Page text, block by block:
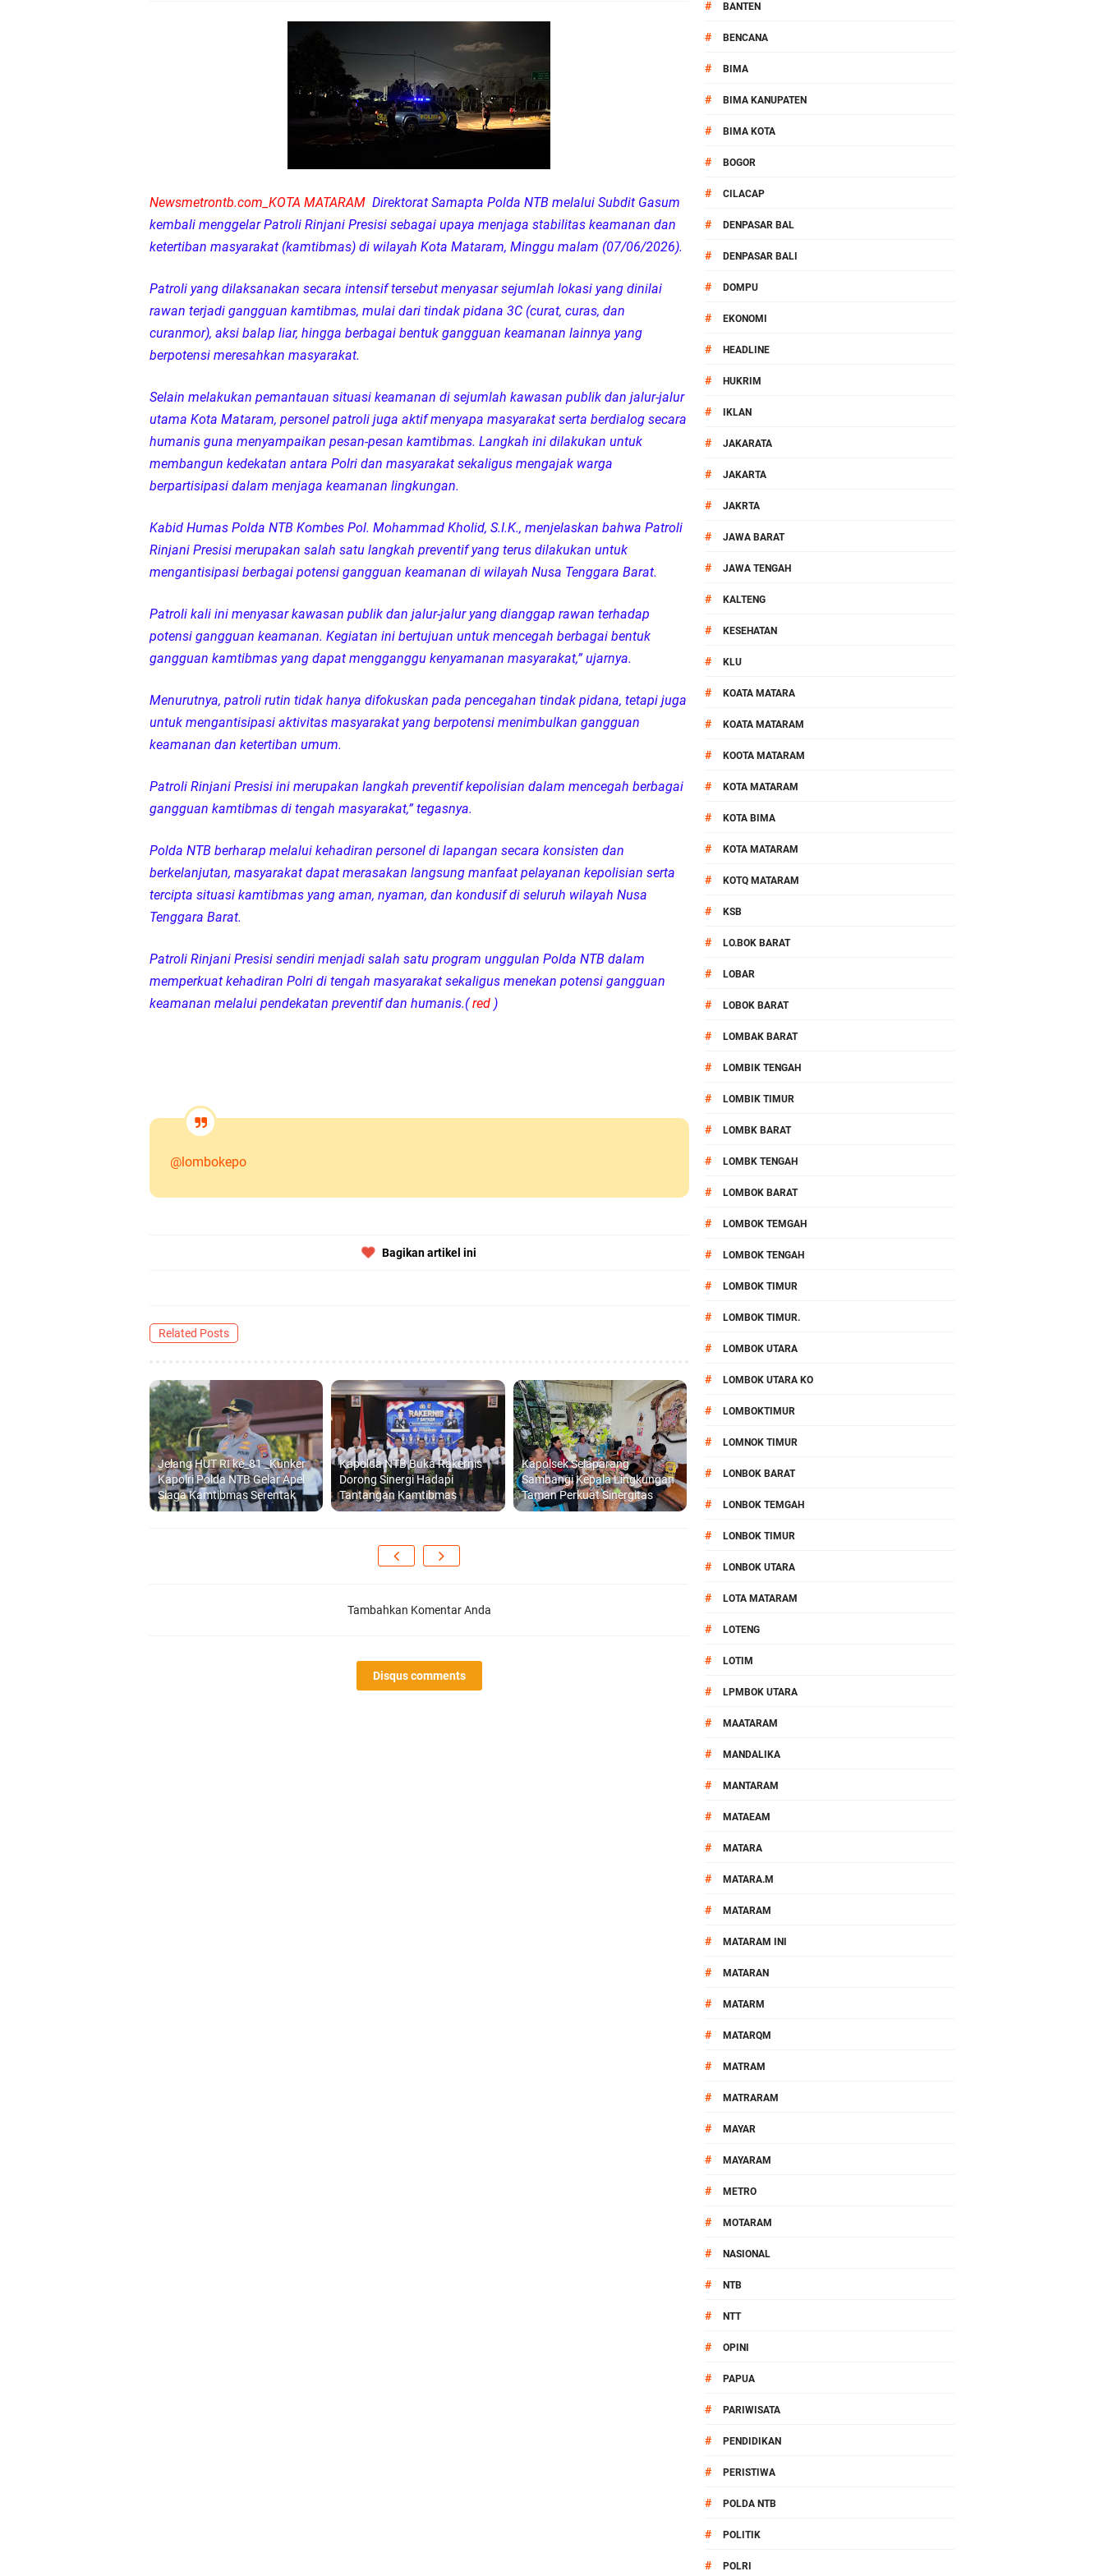
Tim URC Polres Lombok Timur Ringkus Pelaku Curanmor Bersana BB
Polsek Gunungsari Kawal keamanan Acara Selamatan Bendungan Meninting
Samapta Polresta Mataram Patroli di Wilayah Ampenan
Kapolsek Selaparang Sambangi Kepala Lingkungan Taman Perkuat Sinergitas
Kapolsek Lingsar Tindaklanjuti Arahan Ditbinmas, Intensifkan fungsi Polmas
Dua Residivis Curanmor Dibekuk Polisi, Motor Curian Dijual ke Lombok Tengah
Kapolda NTB Letakkan Batu Pertama Balai Kemitraan Polri dan Masyarakat
Kapolda NTB Matangkan Pengamanan MotoGP 2026
Polda NTB Perkuat Upaya Cegah Gangguan Kamtibmas Lewat Patroli
Kapolsek Lingsar Apresiasi Relawan Evakuasi Wisatawan Berikan HT
Kapolsek Gunungsari Resmi Diganti ,AKP Imran Rosyadi, S.H. Siap Melanjukan
Newsmetrontb.com_KOTA MATARAM Direktorat Samapta Polda NTB melalui Subdit Gasum
kembali menggelar Patroli Rinjani Presisi sebagai upaya menjaga stabilitas keamanan dan
ketertiban masyarakat (kamtibmas) di wilayah Kota Mataram, Minggu malam (07/06/2026).
Patroli yang dilaksanakan secara intensif tersebut menyasar sejumlah lokasi yang dinilai
rawan terjadi gangguan kamtibmas, mulai dari tindak pidana 3C (curat, curas, dan
curanmor), aksi balap liar, hingga berbagai bentuk gangguan keamanan lainnya yang
berpotensi meresahkan masyarakat.
Selain melakukan pemantauan situasi keamanan di sejumlah kawasan publik dan jalur-jalur
utama Kota Mataram, personel patroli juga aktif menyapa masyarakat serta berdialog secara
humanis guna menyampaikan pesan-pesan kamtibmas. Langkah ini dilakukan untuk
membangun kedekatan antara Polri dan masyarakat sekaligus mengajak warga
berpartisipasi dalam menjaga keamanan lingkungan.
Kabid Humas Polda NTB Kombes Pol. Mohammad Kholid, S.I.K., menjelaskan bahwa Patroli
Rinjani Presisi merupakan salah satu langkah preventif yang terus dilakukan untuk
mengantisipasi berbagai potensi gangguan keamanan di wilayah Nusa Tenggara Barat.
Patroli kali ini menyasar kawasan publik dan jalur-jalur yang dianggap rawan terhadap
potensi gangguan keamanan. Kegiatan ini bertujuan untuk mencegah berbagai bentuk
gangguan kamtibmas yang dapat mengganggu kenyamanan masyarakat,” ujarnya.
Menurutnya, patroli rutin tidak hanya difokuskan pada pencegahan tindak pidana, tetapi juga
untuk mengantisipasi aktivitas masyarakat yang berpotensi menimbulkan gangguan
keamanan dan ketertiban umum.
Patroli Rinjani Presisi ini merupakan langkah preventif kepolisian dalam mencegah berbagai
gangguan kamtibmas di tengah masyarakat,” tegasnya.
Polda NTB berharap melalui kehadiran personel di lapangan secara konsisten dan
berkelanjutan, masyarakat dapat merasakan langsung manfaat pelayanan kepolisian serta
tercipta situasi kamtibmas yang aman, nyaman, dan kondusif di seluruh wilayah Nusa
Tenggara Barat.
Patroli Rinjani Presisi sendiri menjadi salah satu program unggulan Polda NTB dalam
memperkuat kehadiran Polri di tengah masyarakat sekaligus menekan potensi gangguan
keamanan melalui pendekatan preventif dan humanis.(red )
@lombokepo
Bagikan artikel ini
Related Posts
Jelang HUT RI ke_81 _Kunker
Kapolri Polda NTB Gelar Apel
Siaga Kamtibmas Serentak
Kapolda NTB Buka Rakernis
Dorong Sinergi Hadapi
Tantangan Kamtibmas
Kapolsek Selaparang
Sambangi Kepala Lingkungan
Taman Perkuat Sinergitas
Tambahkan Komentar Anda
Disqus comments
# BANTEN
# BENCANA
# BIMA
# BIMA KANUPATEN
# BIMA KOTA
# BOGOR
# CILACAP
# DENPASAR BAL
# DENPASAR BALI
# DOMPU
# EKONOMI
# HEADLINE
# HUKRIM
# IKLAN
# JAKARATA
# JAKARTA
# JAKRTA
# JAWA BARAT
# JAWA TENGAH
# KALTENG
# KESEHATAN
# KLU
# KOATA MATARA
# KOATA MATARAM
# KOOTA MATARAM
# KOTA MATARAM
# KOTA BIMA
# KOTA MATARAM
# KOTQ MATARAM
# KSB
# LO.BOK BARAT
# LOBAR
# LOBOK BARAT
# LOMBAK BARAT
# LOMBIK TENGAH
# LOMBIK TIMUR
# LOMBK BARAT
# LOMBK TENGAH
# LOMBOK BARAT
# LOMBOK TEMGAH
# LOMBOK TENGAH
# LOMBOK TIMUR
# LOMBOK TIMUR.
# LOMBOK UTARA
# LOMBOK UTARA KO
# LOMBOKTIMUR
# LOMNOK TIMUR
# LONBOK BARAT
# LONBOK TEMGAH
# LONBOK TIMUR
# LONBOK UTARA
# LOTA MATARAM
# LOTENG
# LOTIM
# LPMBOK UTARA
# MAATARAM
# MANDALIKA
# MANTARAM
# MATAEAM
# MATARA
# MATARA.M
# MATARAM
# MATARAM INI
# MATARAN
# MATARM
# MATARQM
# MATRAM
# MATRARAM
# MAYAR
# MAYARAM
# METRO
# MOTARAM
# NASIONAL
# NTB
# NTT
# OPINI
# PAPUA
# PARIWISATA
# PENDIDIKAN
# PERISTIWA
# POLDA NTB
# POLITIK
# POLRI